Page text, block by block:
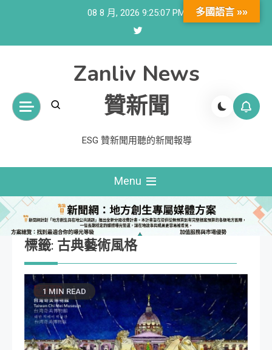
08 8 月, 2026 9:25:08 PM
Zanliv News
贊新聞
ESG 贊新聞用聽的新聞報導
Menu
標籤: 古典藝術風格
1 MIN READ
多國語言 »»